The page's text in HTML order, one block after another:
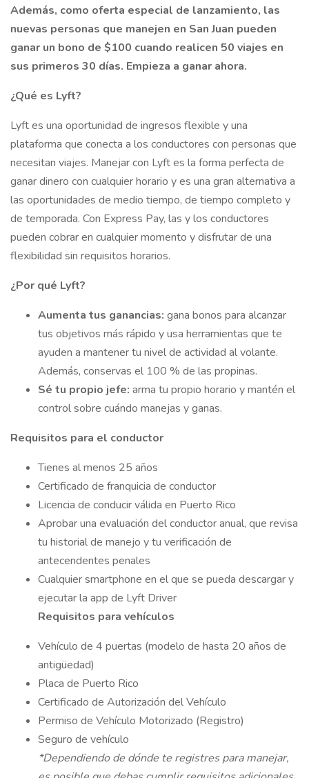
Además, como oferta especial de lanzamiento, las
nuevas personas que manejen en San Juan pueden
ganar un bono de $100 cuando realicen 50 viajes en
sus primeros 30 días. Empieza a ganar ahora.
¿Qué es Lyft?
Lyft es una oportunidad de ingresos flexible y una
plataforma que conecta a los conductores con personas que
necesitan viajes. Manejar con Lyft es la forma perfecta de
ganar dinero con cualquier horario y es una gran alternativa a
las oportunidades de medio tiempo, de tiempo completo y
de temporada. Con Express Pay, las y los conductores
pueden cobrar en cualquier momento y disfrutar de una
flexibilidad sin requisitos horarios.
¿Por qué Lyft?
Aumenta tus ganancias: gana bonos para alcanzar
tus objetivos más rápido y usa herramientas que te
ayuden a mantener tu nivel de actividad al volante.
Además, conservas el 100 % de las propinas.
Sé tu propio jefe: arma tu propio horario y mantén el
control sobre cuándo manejas y ganas.
Requisitos para el conductor
Tienes al menos 25 años
Certificado de franquicia de conductor
Licencia de conducir válida en Puerto Rico
Aprobar una evaluación del conductor anual, que revisa
tu historial de manejo y tu verificación de
antecendentes penales
Cualquier smartphone en el que se pueda descargar y
ejecutar la app de Lyft Driver
Requisitos para vehículos
Vehículo de 4 puertas (modelo de hasta 20 años de
antigüedad)
Placa de Puerto Rico
Certificado de Autorización del Vehículo
Permiso de Vehículo Motorizado (Registro)
Seguro de vehículo
*Dependiendo de dónde te registres para manejar,